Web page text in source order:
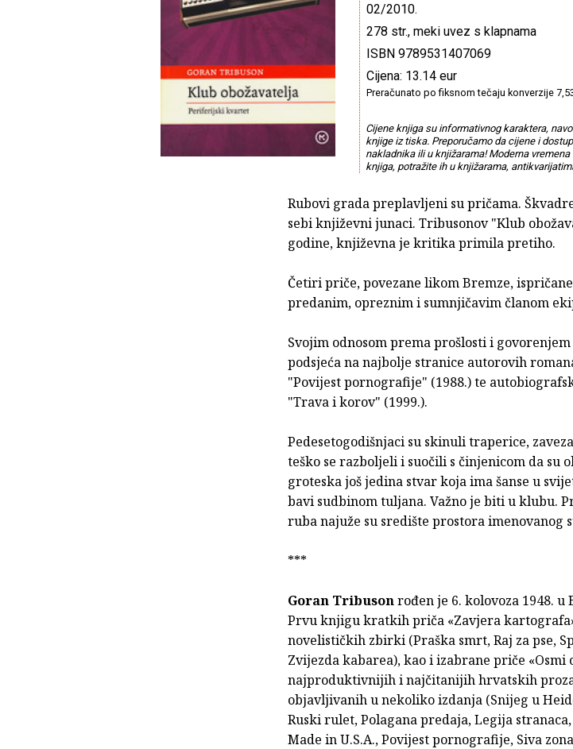
02/2010.
278 str., meki uvez s klapnama
ISBN 9789531407069
Cijena: 13.14 eur
Preračunato po fiksnom tečaju konverzije
Cijene knjiga su informativnog karaktera,
knjige iz tiska. Preporučamo da cijene i
nakladnika ili u knjižarama! Moderna
knjiga, potražite ih u knjižarama,
Rubovi grada preplavljeni su pričama.
sebi književni junaci. Tribusonov "Klub
godine, književna je kritika primila pretiho.
Četiri priče, povezane likom Bremze,
predanim, opreznim i sumnjičavim članom
Svojim odnosom prema prošlosti i
podsjeća na najbolje stranice autorovih
"Povijest pornografije" (1988.) te
"Trava i korov" (1999.).
Pedesetogodišnjaci su skinuli traperice,
teško se razboljeli i suočili s činjenicom da su
groteska još jedina stvar koja ima šanse u
bavi sudbinom tuljana. Važno je biti u klubu.
ruba najuže su središte prostora imenovanog
***
Goran Tribusonrođen je 6. kolovoza 1948.
Prvu knjigu kratkih priča «Zavjera
novelističkih zbirki (Praška smrt, Raj za pse,
Zvijezda kabarea), kao i izabrane priče «Osmi
najproduktivnijih i najčitanijih hrvatskih
objavljivanih u nekoliko izdanja (Snijeg u
Ruski rulet, Polagana predaja, Legija
Made in U.S.A., Povijest pornografije, Siva